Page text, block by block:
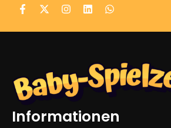
Informationen